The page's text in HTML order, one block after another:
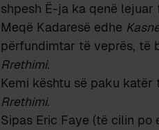
shpesh Ë-ja ka qenë lejuar
Meqë Kadaresë edhe
përfundimtar të veprës, të
Rrethimi.
Kemi kështu së paku katër
Rrethimi.
Sipas Eric Faye (të cilin po